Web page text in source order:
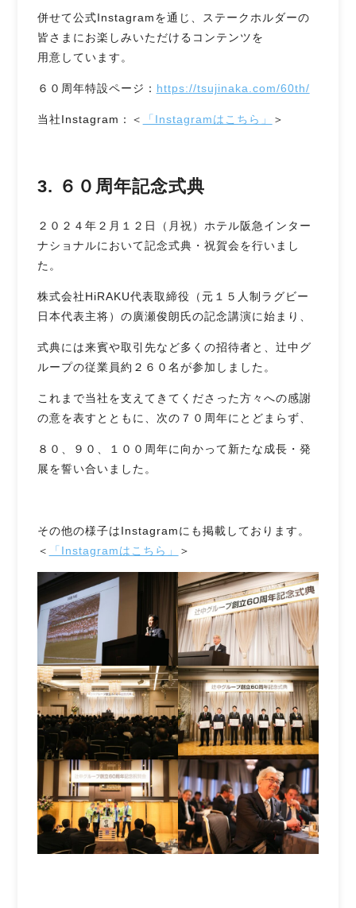
併せて公式Instagramを通じ、ステークホルダーの
皆さまにお楽しみいただけるコンテンツを
用意しています。
６０周年特設ページ： https://tsujinaka.com/60th/
当社Instagram：＜ 「Instagramはこちら」 ＞
3. ６０周年記念式典
２０２４年２月１２日（月祝）ホテル阪急インター
ナショナルにおいて記念式典・祝賀会を行いまし
た。
株式会社HiRAKU代表取締役（元１５人制ラグビー
日本代表主将）の廣瀬俊朗氏の記念講演に始まり、
式典には来賓や取引先など多くの招待者と、辻󠄀中グ
ループの従業員約２６０名が参加しました。
これまで当社を支えてきてくださった方々への感謝
の意を表すとともに、次の７０周年にとどまらず、
８０、９０、１００周年に向かって新たな成長・発
展を誓い合いました。
その他の様子はInstagramにも掲載しております。
＜
「Instagramはこちら」 ＞